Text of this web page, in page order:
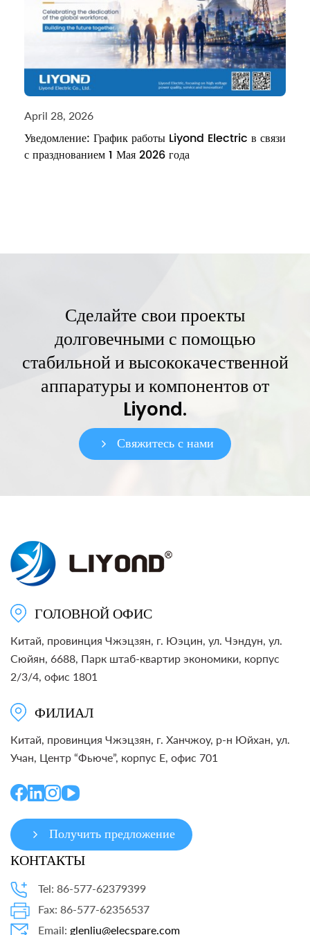
April 28, 2026
Уведомление: График работы Liyond Electric в связи
с празднованием 1 Мая 2026 года
Сделайте свои проекты
долговечными с помощью
стабильной и высококачественной
аппаратуры и компонентов от
Liyond.
Свяжитесь с нами
ГОЛОВНОЙ ОФИС
Китай, провинция Чжэцзян, г. Юэцин, ул. Чэндун, ул.
Сюйян, 6688, Парк штаб-квартир экономики, корпус
2/3/4, офис 1801
ФИЛИАЛ
Китай, провинция Чжэцзян, г. Ханчжоу, р-н Юйхан, ул.
Учан, Центр “Фьюче”, корпус E, офис 701
Получить предложение
КОНТАКТЫ
Tel: 86-577-62379399
Fax: 86-577-62356537
Email: glenliu@elecspare.com